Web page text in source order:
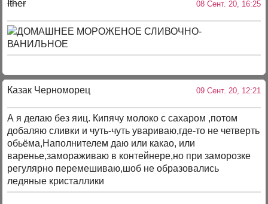
Ither 08 Сент. 20, 16:25
Казак Черноморец 09 Сент. 20, 12:21
А я делаю без яиц. Кипячу молоко с сахаром ,потом
добаляю сливки и чуть-чуть увариваю,где-то не четверть
обьёма,Наполнителем даю или какао, или
варенье,замораживаю в контейнере,но при заморозке
регулярно перемешиваю,шоб не образовались
ледяные кристаллики